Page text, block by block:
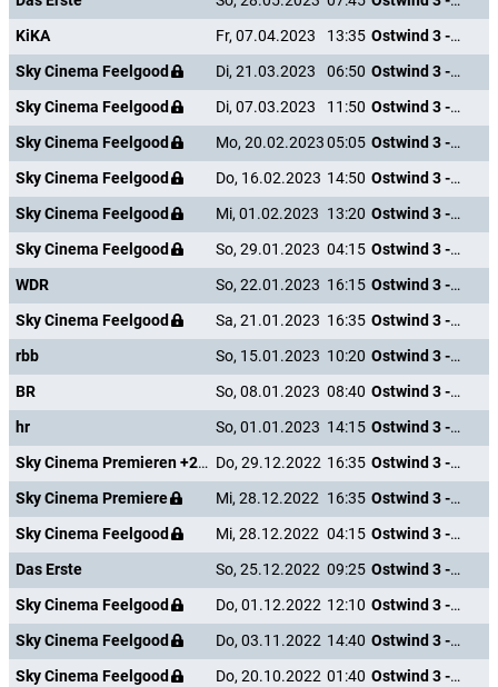
KiKA
Fr, 07.04.2023 13:35
Ostwind 3 - Aufbruch nach Ora
Sky Cinema Feelgood
Di, 21.03.2023 06:50
Ostwind 3 - Aufbruch nach Ora
Sky Cinema Feelgood
Di, 07.03.2023 11:50
Ostwind 3 - Aufbruch nach Ora
Sky Cinema Feelgood
Mo, 20.02.202305:05
Ostwind 3 - Aufbruch nach Ora
Sky Cinema Feelgood
Do, 16.02.2023 14:50
Ostwind 3 - Aufbruch nach Ora
Sky Cinema Feelgood
Mi, 01.02.2023 13:20
Ostwind 3 - Aufbruch nach Ora
Sky Cinema Feelgood
So, 29.01.2023 04:15
Ostwind 3 - Aufbruch nach Ora
WDR
So, 22.01.2023 16:15
Ostwind 3 - Aufbruch nach Ora
Sky Cinema Feelgood
Sa, 21.01.2023 16:35
Ostwind 3 - Aufbruch nach Ora
rbb
So, 15.01.2023 10:20
Ostwind 3 - Aufbruch nach Ora
BR
So, 08.01.2023 08:40
Ostwind 3 - Aufbruch nach Ora
hr
So, 01.01.2023 14:15
Ostwind 3 - Aufbruch nach Ora
Sky Cinema Premieren +24 Do, 29.12.2022 16:35
Ostwind 3 - Aufbruch nach Ora
Sky Cinema Premiere
Mi, 28.12.2022 16:35
Ostwind 3 - Aufbruch nach Ora
Sky Cinema Feelgood
Mi, 28.12.2022 04:15
Ostwind 3 - Aufbruch nach Ora
Das Erste
So, 25.12.2022 09:25
Ostwind 3 - Aufbruch nach Ora
Sky Cinema Feelgood
Do, 01.12.2022 12:10
Ostwind 3 - Aufbruch nach Ora
Sky Cinema Feelgood
Do, 03.11.2022 14:40
Ostwind 3 - Aufbruch nach Ora
Sky Cinema Feelgood
Do, 20.10.2022 01:40
Ostwind 3 - Aufbruch nach Ora